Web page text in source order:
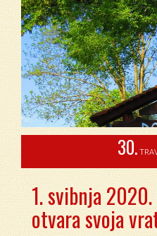
30.
1. svibnja
otvara svoja